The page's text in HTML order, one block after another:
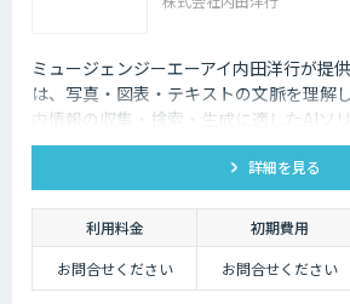
ミュージェンジーエーアイ内田洋行が提
は、写真・図表・テキストの文脈を理解
内情報の収集・検索・生成に適したAIソ
種を問わず業務効率とナレッジ活用を支
詳細を見る
利用料金 初期費用
お問合せください
お問合せください